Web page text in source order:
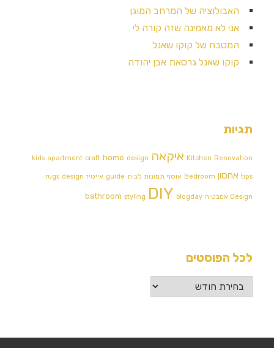
האבולוציה של המרחב המוגן
אני לא מאמינה שזה קורה לי
המטבח של קוקו שאנל
קוקו שאנל גרסאת אבן יהודה
תגיות
Kitchen Renovation איקאה kids apartment craft home design
tips אחסון Bedroom אוסף תמונות לבית guide אייטיז rugs design
Design אמבטיה bathroom styling DIY blogday
לכל הפוסטים
לכל
הפוסטים